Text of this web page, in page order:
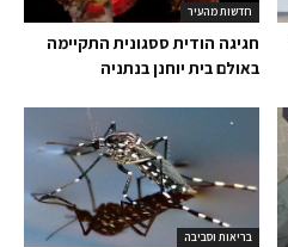
חדשות מהעיר
חגיגה הודית ססגונית התקיימה
באולם בית יוחנן בנתניה
בריאות וסביבה